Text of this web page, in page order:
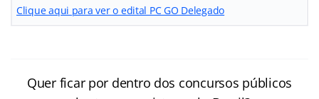
Clique aqui para ver o edital PC GO Delegado
Quer ficar por dentro dos concursos públicos